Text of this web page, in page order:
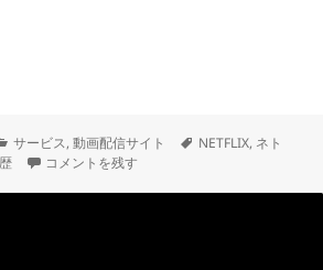
の「いいね（高評価）」を取り消す方法
カ
サービス,動画配信サイト
タ
NETFLIX, ネト
NETFLIXの「いいね（高評価）」を取り消す
コメントを残す